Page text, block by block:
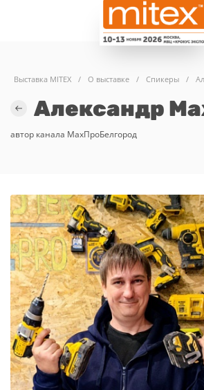
Выставка MITEX / О выставке / Спикеры /
Александр
автор канала МахПроБелгород